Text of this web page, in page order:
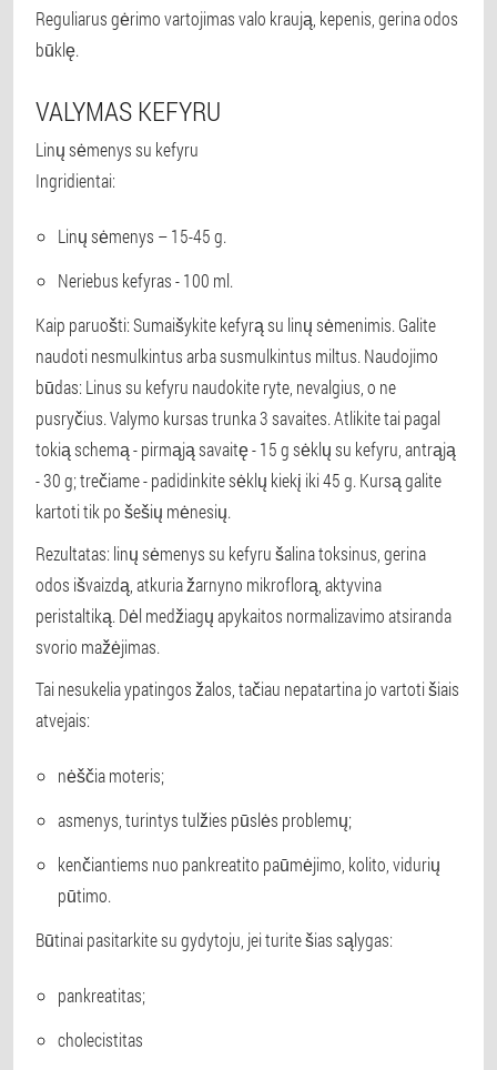
Reguliarus gėrimo vartojimas valo kraują, kepenis, gerina odos
būklę.
VALYMAS KEFYRU
Linų sėmenys su kefyru
Ingridientai:
Linų sėmenys – 15-45 g.
Neriebus kefyras - 100 ml.
Kaip paruošti: Sumaišykite kefyrą su linų sėmenimis. Galite
naudoti nesmulkintus arba susmulkintus miltus. Naudojimo
būdas: Linus su kefyru naudokite ryte, nevalgius, o ne
pusryčius. Valymo kursas trunka 3 savaites. Atlikite tai pagal
tokią schemą - pirmąją savaitę - 15 g sėklų su kefyru, antrąją
- 30 g; trečiame - padidinkite sėklų kiekį iki 45 g. Kursą galite
kartoti tik po šešių mėnesių.
Rezultatas: linų sėmenys su kefyru šalina toksinus, gerina
odos išvaizdą, atkuria žarnyno mikroflorą, aktyvina
peristaltiką. Dėl medžiagų apykaitos normalizavimo atsiranda
svorio mažėjimas.
Tai nesukelia ypatingos žalos, tačiau nepatartina jo vartoti šiais
atvejais:
nėščia moteris;
asmenys, turintys tulžies pūslės problemų;
kenčiantiems nuo pankreatito paūmėjimo, kolito, vidurių
pūtimo.
Būtinai pasitarkite su gydytoju, jei turite šias sąlygas:
pankreatitas;
cholecistitas